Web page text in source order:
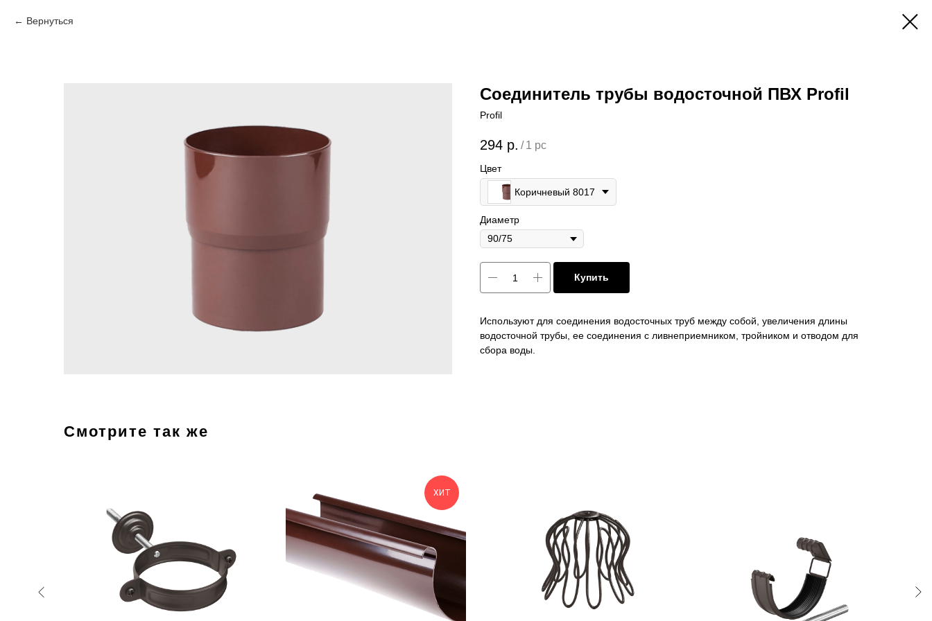
Вернуться
Соединитель трубы водосточной ПВХ Profil
Profil
294 р. / 1 pc
Цвет
Коричневый 8017
Диаметр
Купить
Используют для соединения водосточных труб между собой, увеличения длины
водосточной трубы, ее соединения с ливнеприемником, тройником и отводом для
сбора воды.
Смотрите так же
ХИТ